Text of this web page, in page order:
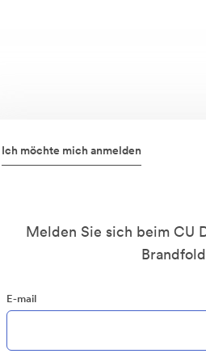
Ich möchte mich anmelden
Melden Sie sich beim CU
E-mail